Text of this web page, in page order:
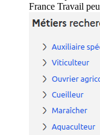
France Travail